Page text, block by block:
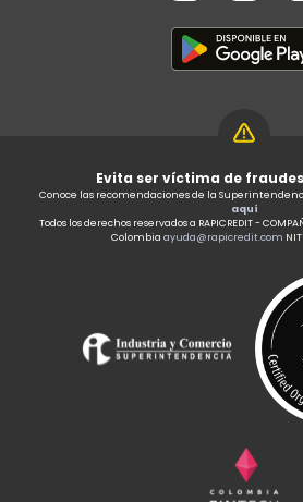
Evita ser víctima de
Conoce las recomendaciones de la
aquí
Todos los derechos reservados a RAPICREDIT -
Colombia ayuda@rapicredit.com